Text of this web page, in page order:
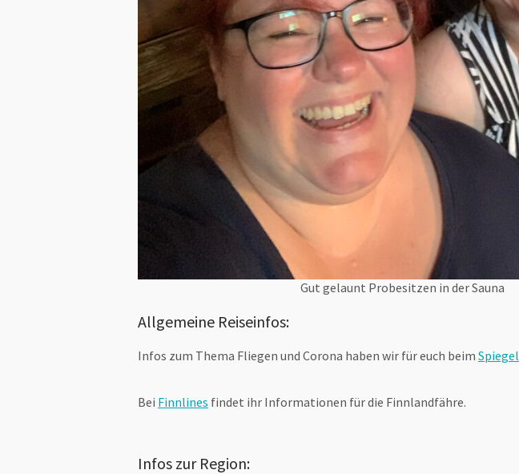
Gut gelaunt Probesitzen in der Sauna
Allgemeine Reiseinfos:
Infos zum Thema Fliegen und Corona haben wir für euch beim Spiegel
Bei Finnlines findet ihr Informationen für die Finnlandfähre.
Infos zur Region: